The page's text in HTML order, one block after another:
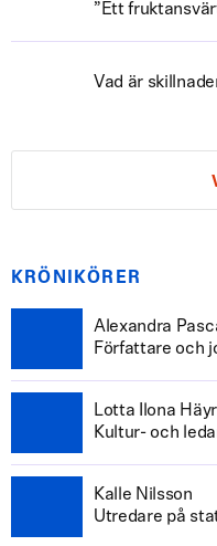
”Ett
Vad är
KRÖNIKÖRER
Alexandra
Författare och
Lotta Ilona
Kultur- och
Kalle Nilsson
Utredare på